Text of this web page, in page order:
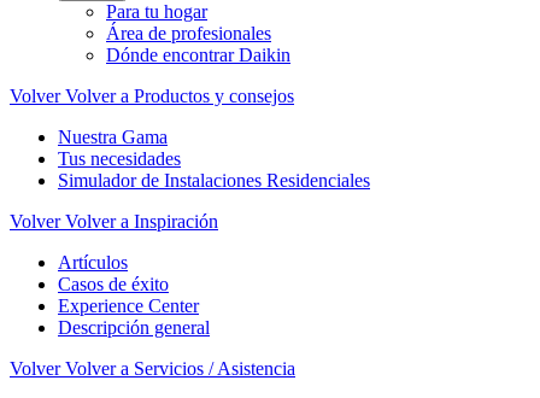
Para tu hogar
Área de profesionales
Dónde encontrar Daikin
Volver Volver a Productos y consejos
Nuestra Gama
Tus necesidades
Simulador de Instalaciones Residenciales
Volver Volver a Inspiración
Artículos
Casos de éxito
Experience Center
Descripción general
Volver Volver a Servicios / Asistencia